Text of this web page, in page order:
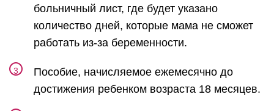
больничный лист, где будет указано
количество дней, которые мама не сможет
работать из-за беременности.
Пособие, начисляемое ежемесячно до
достижения ребенком возраста 18 месяцев.